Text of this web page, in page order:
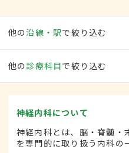
他の沿線・駅で絞り込む
他の 診療科目で絞り込む
神経内科について
神経内科とは、脳・脊髄・
を専門的に取り扱う内科の